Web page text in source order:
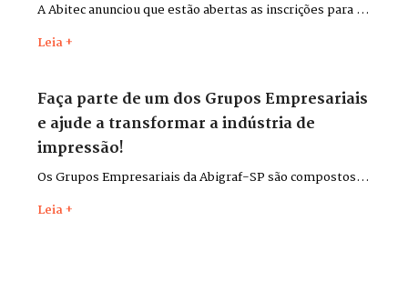
A Abitec anunciou que estão abertas as inscrições para o
gráficas”, com o consultor José Pires de Araújo.
Leia +
Faça parte de um dos Grupos Empresariais
e ajude a transformar a indústria de
impressão!
Os Grupos Empresariais da Abigraf-SP são compostos
apresentar soluções, trocar experiências e contribuir,
Leia +